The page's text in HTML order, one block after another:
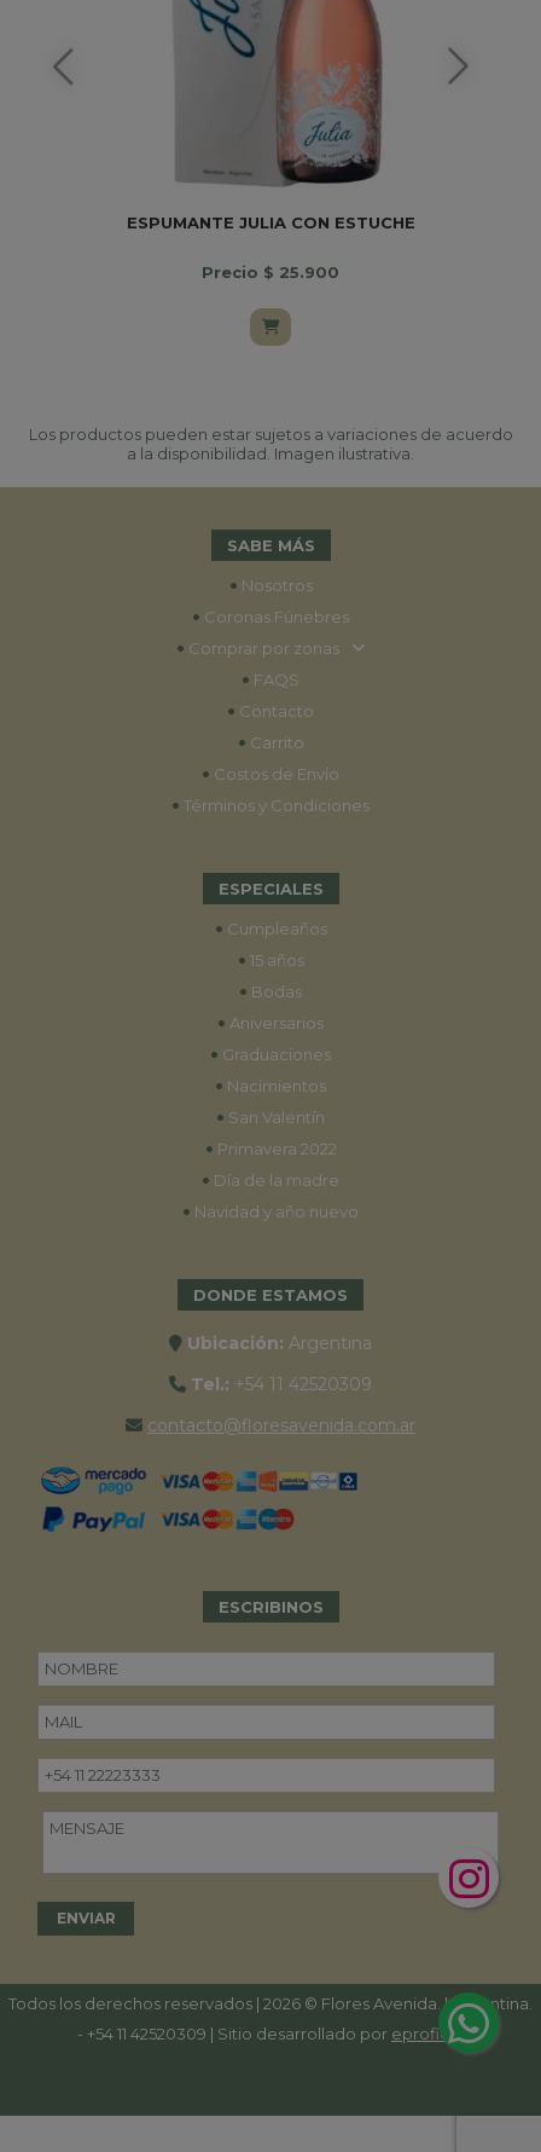
ESPUMANTE JULIA CON ESTUCHE
Precio $ 25.900
Los productos pueden estar sujetos a variaciones de acuerdo
a la disponibilidad. Imagen ilustrativa.
SABE MÁS
• Nosotros
• Coronas Fúnebres
• Comprar por zonas
• FAQS
• Contacto
• Carrito
• Costos de Envío
• Términos y Condiciones
ESPECIALES
• Cumpleaños
• 15 años
• Bodas
• Aniversarios
• Graduaciones
• Nacimientos
• San Valentín
• Primavera 2022
• Día de la madre
• Navidad y año nuevo
DONDE ESTAMOS
Ubicación: Argentina
Tel.: +54 11 42520309
contacto@floresavenida.com.ar
ESCRIBINOS
Todos los derechos reservados | 2026 © Flores Avenida. | Argentina.
- +54 11 42520309 | Sitio desarrollado por eproficio